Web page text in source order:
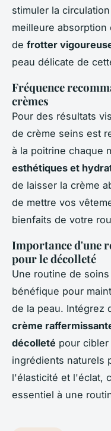
stimuler la
meilleure
de frotter
peau délicate de
Fréquence
crèmes
Pour des résultats
de crème seins est
à la poitrine chaque
esthétiques et
de laisser la crème
de mettre vos
bienfaits de votre
Importance d'une
pour le décolleté
Une routine de
bénéfique pour
de la peau. Intégrez
crème
décolleté pour
ingrédients naturels
l'élasticité et l'éclat,
essentiel à une